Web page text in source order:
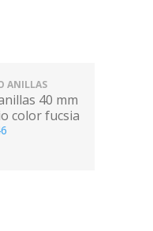
ANILLAS
40 mm
color fucsia